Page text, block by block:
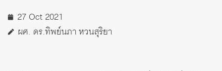
27 Oct 2021
ผศ. ดร.ทิพย์นภา หวนสุริยา